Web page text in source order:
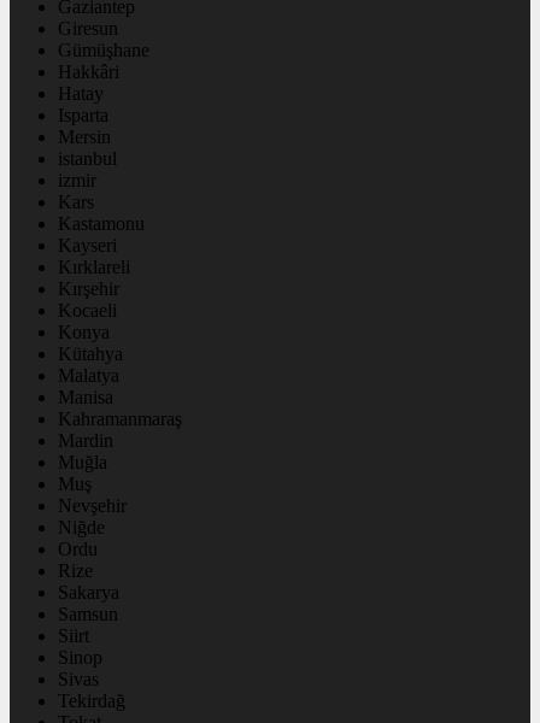
Gaziantep
Giresun
Gümüşhane
Hakkâri
Hatay
Isparta
Mersin
istanbul
izmir
Kars
Kastamonu
Kayseri
Kırklareli
Kırşehir
Kocaeli
Konya
Kütahya
Malatya
Manisa
Kahramanmaraş
Mardin
Muğla
Muş
Nevşehir
Niğde
Ordu
Rize
Sakarya
Samsun
Siirt
Sinop
Sivas
Tekirdağ